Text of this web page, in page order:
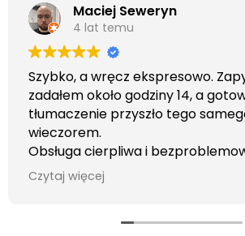
Maciej Seweryn
4 lat temu
Szybko, a wręcz ekspresowo.
zadałem około godziny 14, a
tłumaczenie przyszło tego
wieczorem.
Obsługa cierpliwa i
Otrzymałem wszelkie informacje i
usługa będzie dla mnie najlepsza.
Czytaj więcej